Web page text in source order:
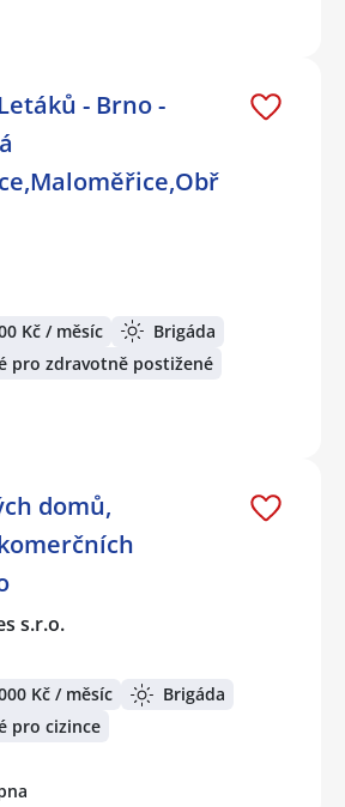
- Brno -
Kč / měsíc
Brigáda
pro zdravotně postižené
domů,
s.r.o.
Kč / měsíc
Brigáda
pro cizince